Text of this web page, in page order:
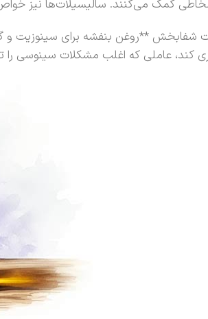
کمک می‌کنند. سالیسیلات‌ها نیز
شفابخش **روغن بنفشه برای سینوزیت و
عاملی که اغلب مشکلات سینوسی را